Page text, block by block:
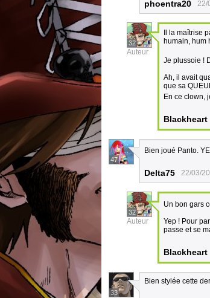
phoentra20 22/
32
Auteur
Il la maîtrise
humain, hum
Je plussoie !
Ah, il avait
que sa
En ce clown,
Blackheart
47
Bien joué Panto.
Delta75 22/03/
32
Auteur
Un bon gars
Yep ! Pour
passe et se
Blackheart
33
Bien stylée cette